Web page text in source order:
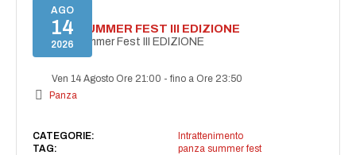
AGO
14
2026
PANZA SUMMER FEST III EDIZIONE
PANZA Summer Fest III EDIZIONE
Ven 14 Agosto Ore 21:00 -fino a Ore 23:50
Panza
CATEGORIE:
Intrattenimento
TAG:
panza summer fest